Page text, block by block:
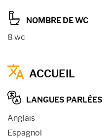
NOMBRE DE WC
8 wc
ACCUEIL
LANGUES PARLÉES
Anglais
Espagnol